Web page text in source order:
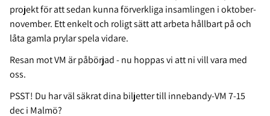
projekt för att sedan kunna förverkliga insamlingen i oktober-
november. Ett enkelt och roligt sätt att arbeta hållbart på och
låta gamla prylar spela vidare.
Resan mot VM är påbörjad - nu hoppas vi att ni vill vara med
oss.
PSST! Du har väl säkrat dina biljetter till innebandy-VM 7-15
dec i Malmö?